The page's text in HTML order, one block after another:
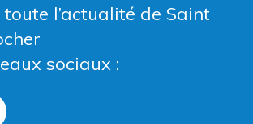
l’actualité de Saint
sociaux :
Lien